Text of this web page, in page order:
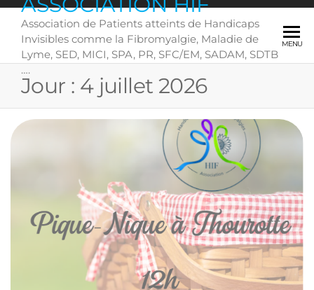
Skip
content
Association de Patients atteints de Handicaps
Invisibles comme la Fibromyalgie, Maladie de
Lyme, SED, MICI, SPA, PR, SFC/EM, SADAM, SDTB
….
MENU
Jour : 4 juillet 2026